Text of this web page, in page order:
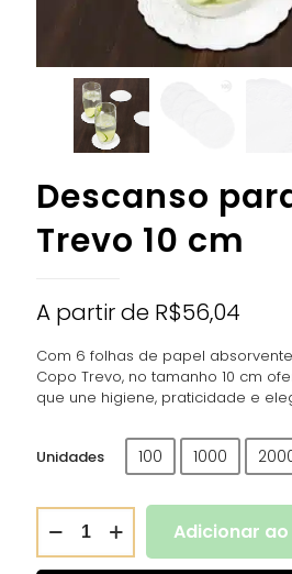
Descanso
Trevo 10 cm
A partir de R$56,04
Com 6 folhas de papel
Copo Trevo, no tamanho 10 cm
que une higiene, praticidade e
Unidades 100 1000
Adicionar